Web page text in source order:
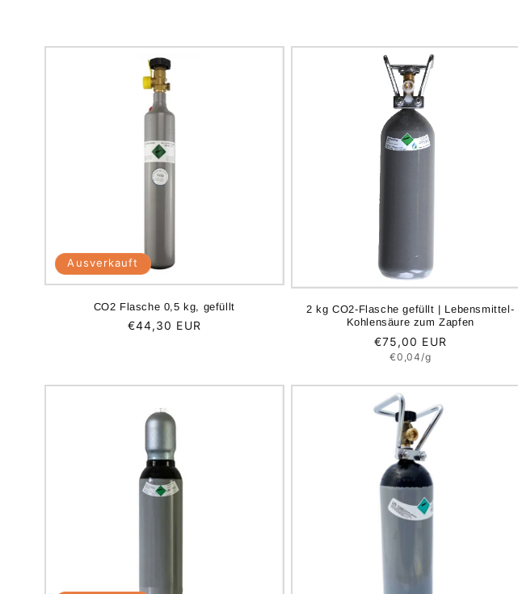
Ausverkauft
CO2 Flasche 0,5 kg, gefüllt
Normaler
€44,30 EUR
2 kg CO2-Flasche gefüllt | Lebensmittel-
Kohlensäure zum Zapfen
Normaler
Preis
€75,00 EUR
Grundpreis
€0,04/g